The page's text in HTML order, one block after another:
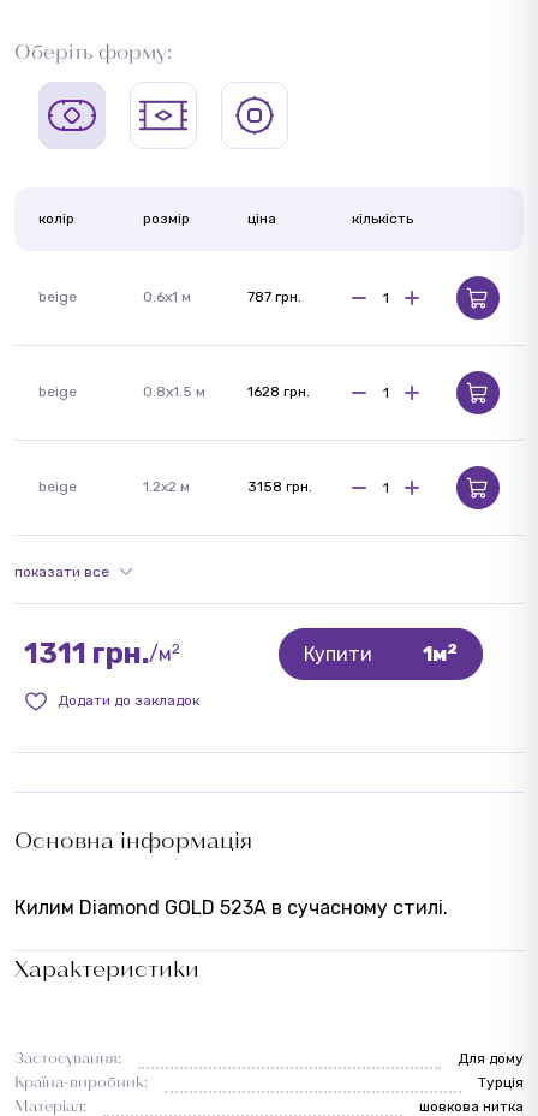
Основна інформація
Килим Diamond GOLD 523A в сучасному стилі.
Характеристики
Застосування:
Для дому
Країна-виробник:
Турція
Матеріал:
шовкова нитка
Оберіть форму:
колір розмір ціна кількість
beige 0.6х1 м 787 грн.
beige 0.8x1.5 м 1628 грн.
beige 1.2x2 м 3158 грн.
показати все
1311 грн./м2 Купити 1м2
Додати до закладок